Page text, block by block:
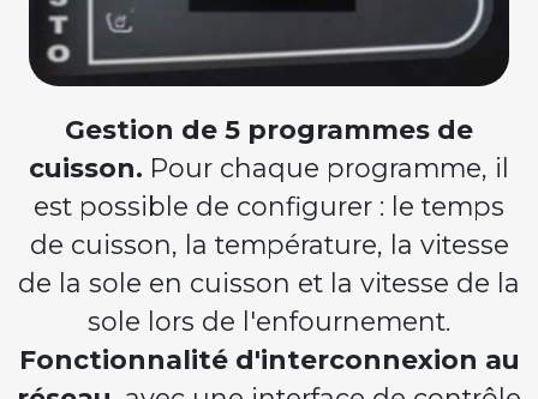
Gestion de 5 programmes de
cuisson. Pour chaque programme, il
est possible de configurer : le temps
de cuisson, la température, la vitesse
de la sole en cuisson et la vitesse de la
sole lors de l'enfournement.
Fonctionnalité d'interconnexion au